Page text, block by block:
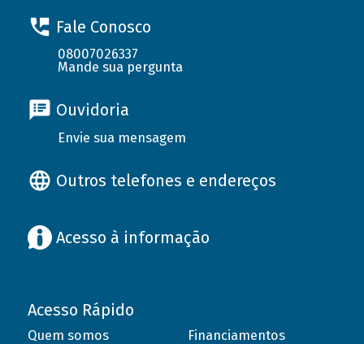
Fale Conosco
08007026337
Mande sua pergunta
Ouvidoria
Envie sua mensagem
Outros telefones e endereços
Acesso à informação
Acesso Rápido
Quem somos
Financiamentos